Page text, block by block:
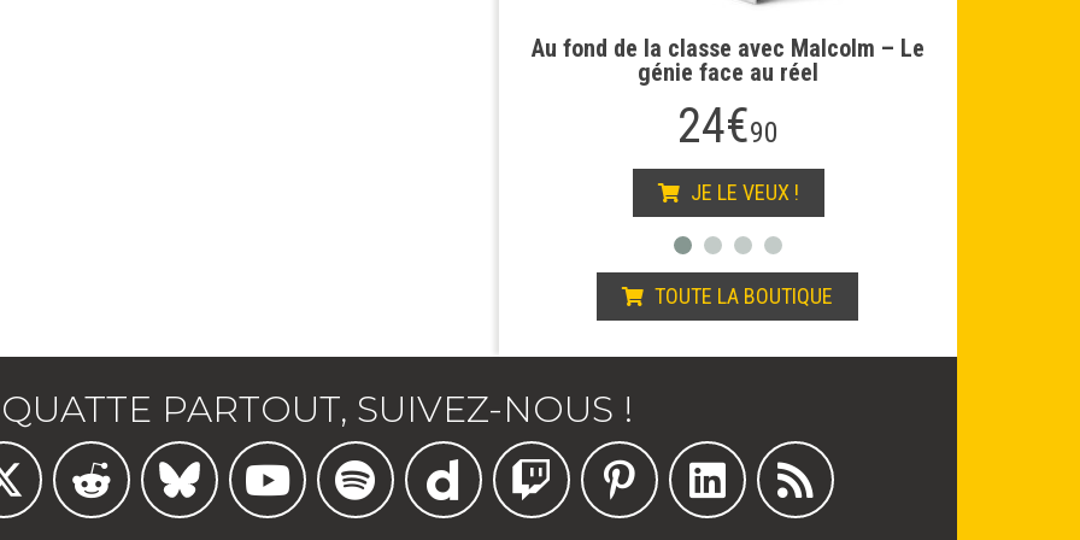
Au fond de la classe avec Malcolm – Le
génie face au réel
24€90
JE LE VEUX !
TOUTE LA BOUTIQUE
PARTOUT, SUIVEZ-NOUS !